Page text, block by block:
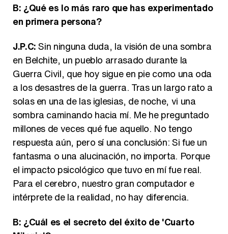
B: ¿Qué es lo más raro que has experimentado
en primera persona?
J.P.C:Sin ninguna duda, la visión de una sombra
en Belchite, un pueblo arrasado durante la
Guerra Civil, que hoy sigue en pie como una oda
a los desastres de la guerra. Tras un largo rato a
solas en una de las iglesias, de noche, vi una
sombra caminando hacia mí. Me he preguntado
millones de veces qué fue aquello. No tengo
respuesta aún, pero sí una conclusión: Si fue un
fantasma o una alucinación, no importa. Porque
el impacto psicológico que tuvo en mí fue real.
Para el cerebro, nuestro gran computador e
intérprete de la realidad, no hay diferencia.
B: ¿Cuál es el secreto del éxito de 'Cuarto